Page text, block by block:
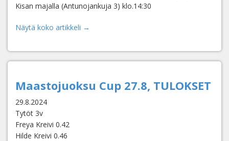
Kisan majalla (Antunojankuja 3) klo.14:30
Näytä koko artikkeli →
Maastojuoksu Cup 27.8, TULOKSET
29.8.2024
Tytöt 3v
Freya Kreivi 0.42
Hilde Kreivi 0.46